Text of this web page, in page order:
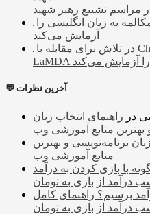
مراسم تشییع رهبر شهید
به زبان انگلیسی را
آزمایش می‌کند
در تلاش برای مقابله با ChatGPT؛ گوگل چت‌باتی با فناوری
LaMDA را آزمایش می‌کند
💬 آخرین نظرات
در راهنمای انتخاب زبان
بهترین منابع آموزشی وب
برنامه‌نویسی و بهترین
منابع آموزشی وب
با بازی کردن به درآمد
درآمد از بازی به تومان
برسیم؟ راهنمای کامل
درآمد از بازی به تومان